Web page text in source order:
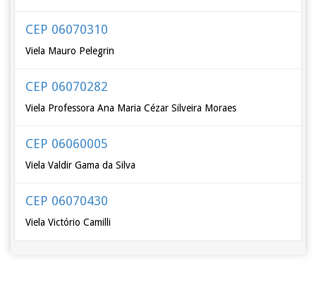
CEP 06070310
Viela Mauro Pelegrin
CEP 06070282
Viela Professora Ana Maria Cézar Silveira Moraes
CEP 06060005
Viela Valdir Gama da Silva
CEP 06070430
Viela Victório Camilli